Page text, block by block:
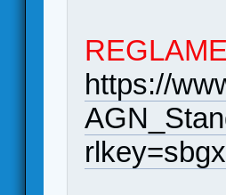
https://